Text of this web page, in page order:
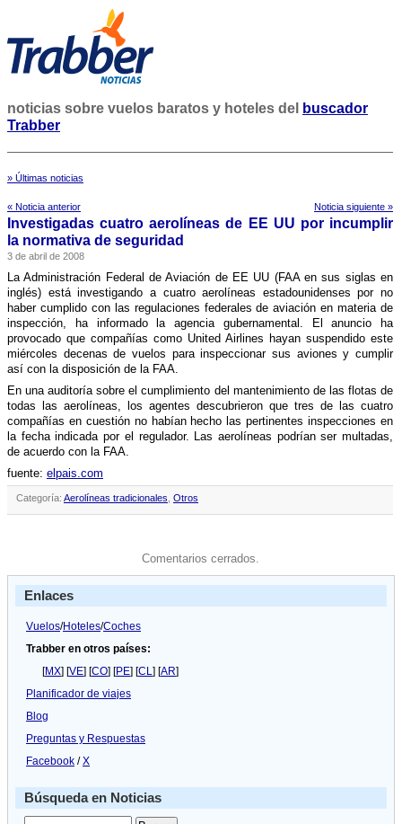
noticias sobre vuelos baratos y hoteles del
buscador
Trabber
» Últimas noticias
« Noticia anterior Noticia siguiente »
Investigadas cuatro aerolí­neas de EE UU por incumplir
la normativa de seguridad
3 de abril de 2008
La Administración Federal de Aviación de EE UU (FAA en sus siglas en
inglés) está investigando a cuatro aerolí­neas estadounidenses por no
haber cumplido con las regulaciones federales de aviación en materia de
inspección, ha informado la agencia gubernamental. El anuncio ha
provocado que compañí­as como United Airlines hayan suspendido este
miércoles decenas de vuelos para inspeccionar sus aviones y cumplir
así­ con la disposición de la FAA.
En una auditorí­a sobre el cumplimiento del mantenimiento de las flotas de
todas las aerolí­neas, los agentes descubrieron que tres de las cuatro
compañí­as en cuestión no habí­an hecho las pertinentes inspecciones en
la fecha indicada por el regulador. Las aerolí­neas podrí­an ser multadas,
de acuerdo con la FAA.
fuente: elpais.com
Categoría: Aerolíneas tradicionales Otros
Comentarios cerrados.
Enlaces
Vuelos/Hoteles/Coches
Trabber en otros países:
[MX] [VE] [CO] [PE] [CL] [AR]
Planificador de viajes
Blog
Preguntas y Respuestas
Facebook /X
Búsqueda en Noticias